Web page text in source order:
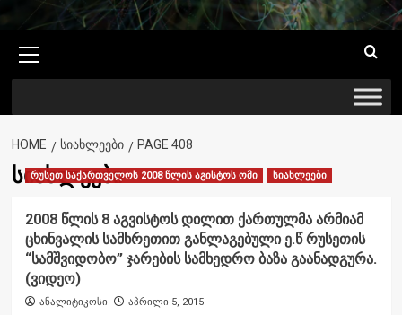
Menu
HOME ᲡᲘᲐᲮᲚᲔᲔᲑᲘ PAGE 408
სიახლეები
რუსეთ საქართველოს 2008 წლის აგისტოს ომი სიახლეები
2008 წლის 8 აგვისტოს დილით ქართულმა არმიამ
ცხინვალის სამხრეთით განლაგებული ე.წ რუსეთის
“სამშვიდობო” ჯარების სამხედრო ბაზა გაანადგურა.
(ვიდეო)
ანალიტიკოსი აპრილი 5, 2015